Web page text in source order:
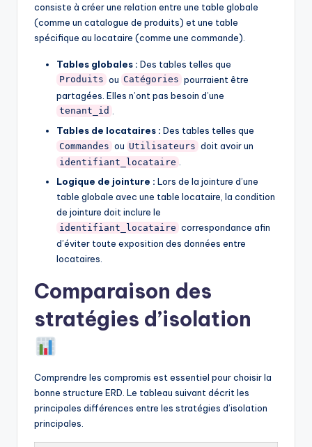
consiste à créer une relation entre une table globale
(comme un catalogue de produits) et une table
spécifique au locataire (comme une commande).
Tables globales : Des tables telles que
Produits ou Catégories pourraient être
partagées. Elles n’ont pas besoin d’une
tenant_id
Tables de locataires : Des tables telles que
Commandes ou Utilisateurs doit avoir un
identifiant_locataire
Logique de jointure : Lors de la jointure d’une
table globale avec une table locataire, la condition
de jointure doit inclure le
identifiant_locataire correspondance afin
d’éviter toute exposition des données entre
locataires.
Comparaison des
stratégies d’isolation
Comprendre les compromis est essentiel pour choisir la
bonne structure ERD. Le tableau suivant décrit les
principales différences entre les stratégies d’isolation
principales.